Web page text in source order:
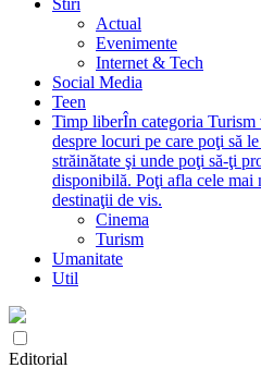
Stiri
Actual
Evenimente
Internet & Tech
Social Media
Teen
Timp liberÎn categoria Turism
despre locuri pe care poţi să
străinătate şi unde poţi să-ţi
disponibilă. Poţi afla cele mai
destinaţii de vis.
Cinema
Turism
Umanitate
Util
Editorial